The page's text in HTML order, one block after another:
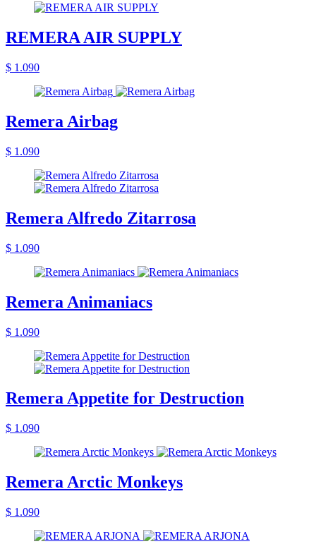
REMERA AIR SUPPLY
$ 1.090
Remera Airbag
$ 1.090
Remera Alfredo Zitarrosa
$ 1.090
Remera Animaniacs
$ 1.090
Remera Appetite for Destruction
$ 1.090
Remera Arctic Monkeys
$ 1.090